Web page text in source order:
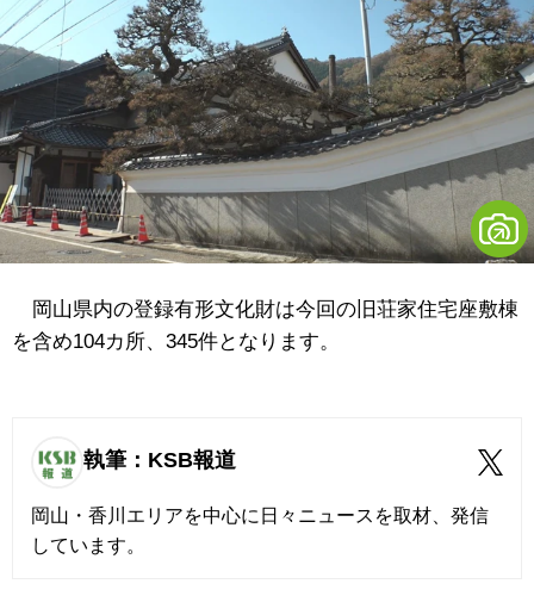
岡山県内の登録有形文化財は今回の旧荘家住宅座敷棟
を含め104カ所、345件となります。
執筆：KSB報道
岡山・香川エリアを中心に日々ニュースを取材、発信
しています。